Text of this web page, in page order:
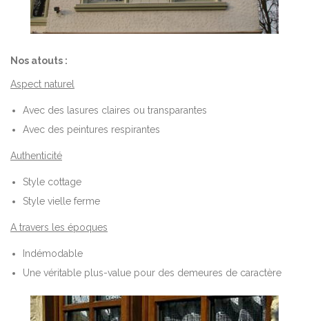
Nos atouts :
Aspect naturel
Avec des lasures claires ou transparantes
Avec des peintures respirantes
Authenticité
Style cottage
Style vielle ferme
A travers les époques
Indémodable
Une véritable plus-value pour des demeures de caractère